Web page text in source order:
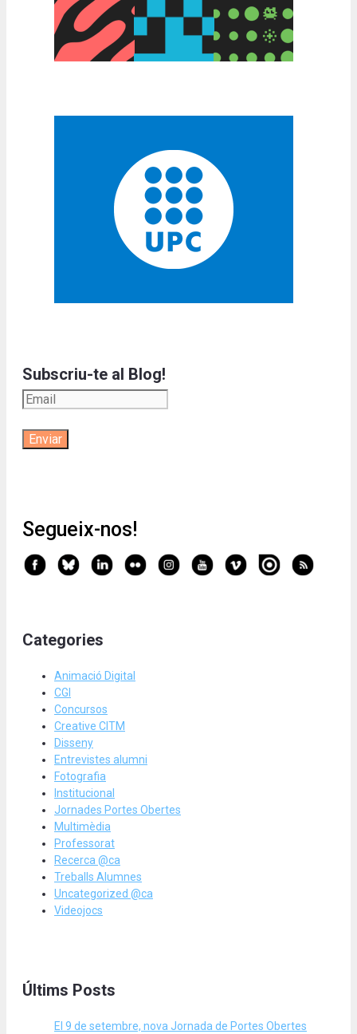
Subscriu-te al Blog!
Segueix-nos!
Categories
Animació Digital
CGI
Concursos
Creative CITM
Disseny
Entrevistes alumni
Fotografia
Institucional
Jornades Portes Obertes
Multimèdia
Professorat
Recerca @ca
Treballs Alumnes
Uncategorized @ca
Videojocs
Últims Posts
El 9 de setembre, nova Jornada de Portes Obertes